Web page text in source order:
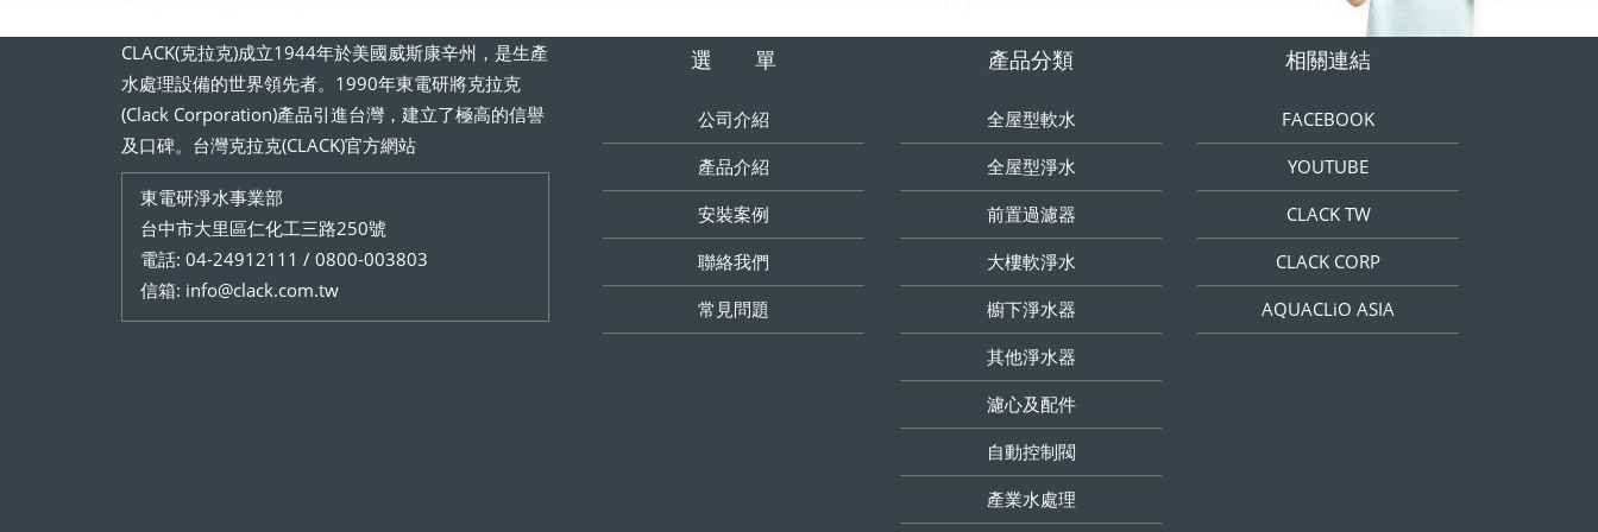
CLACK(克拉克)成立1944年於美國威斯康辛州，是生產
水處理設備的世界領先者。1990年東電研將克拉克
(Clack Corporation)產品引進台灣，建立了極高的信譽
及口碑。台灣克拉克(CLACK)官方網站
東電研淨水事業部
台中市大里區仁化工三路250號
電話: 04-24912111 / 0800-003803
信箱: info@clack.com.tw
選 單
公司介紹
產品介紹
安裝案例
聯絡我們
常見問題
產品分類
全屋型軟水
全屋型淨水
前置過濾器
大樓軟淨水
櫥下淨水器
其他淨水器
濾心及配件
自動控制閥
產業水處理
相關連結
FACEBOOK
YOUTUBE
CLACK TW
CLACK CORP
AQUACLiO ASIA